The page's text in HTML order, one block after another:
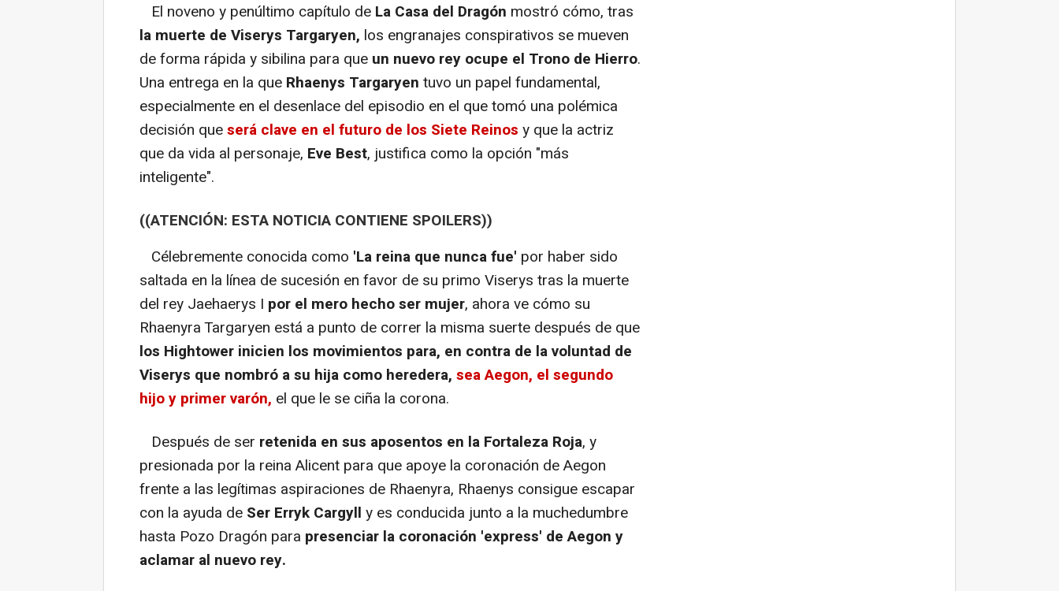
El noveno y penúltimo capítulo de La Casa del Dragón mostró cómo, tras
la muerte de Viserys Targaryen, los engranajes conspirativos se mueven
de forma rápida y sibilina para que un nuevo rey ocupe el Trono de Hierro.
Una entrega en la que Rhaenys Targaryen tuvo un papel fundamental,
especialmente en el desenlace del episodio en el que tomó una polémica
decisión queserá clave en el futuro de los Siete Reinos y que la actriz
que da vida al personaje, Eve Best, justifica como la opción "más
inteligente".
((ATENCIÓN: ESTA NOTICIA CONTIENE SPOILERS))
Célebremente conocida como 'La reina que nunca fue' por haber sido
saltada en la línea de sucesión en favor de su primo Viserys tras la muerte
del rey Jaehaerys I por el mero hecho ser mujer, ahora ve cómo su
Rhaenyra Targaryen está a punto de correr la misma suerte después de que
los Hightower inicien los movimientos para, en contra de la voluntad de
Viserys que nombró a su hija como heredera, sea Aegon, el segundo
hijo y primer varón, el que le se ciña la corona.
Después de ser retenida en sus aposentos en la Fortaleza Roja, y
presionada por la reina Alicent para que apoye la coronación de Aegon
frente a las legítimas aspiraciones de Rhaenyra, Rhaenys consigue escapar
con la ayuda de Ser Erryk Cargyll y es conducida junto a la muchedumbre
hasta Pozo Dragón para presenciar la coronación 'express' de Aegon y
aclamar al nuevo rey.